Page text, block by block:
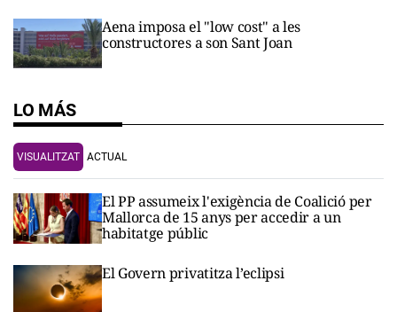
Aena imposa el "low cost" a les
constructores a son Sant Joan
LO MÁS
VISUALITZAT ACTUAL
El PP assumeix l'exigència de Coalició per
Mallorca de 15 anys per accedir a un
habitatge públic
El Govern privatitza l’eclipsi